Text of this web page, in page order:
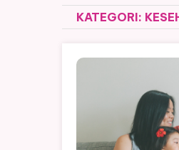
KATEGORI: